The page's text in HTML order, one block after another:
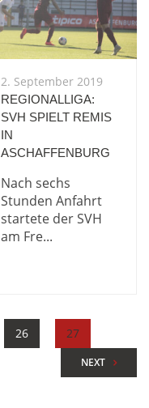
2. September 2019
REGIONALLIGA:
SVH SPIELT REMIS
IN
ASCHAFFENBURG
Nach sechs
Stunden Anfahrt
startete der SVH
am Fre...
26
27
NEXT